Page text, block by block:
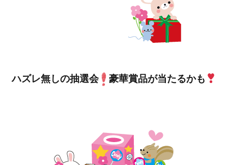
ハズレ無しの抽選会 豪華賞品が当たるかも